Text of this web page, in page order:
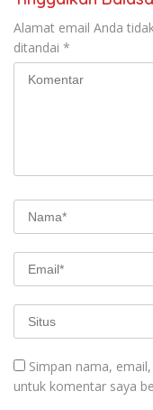
Alamat email Anda
ditandai *
Simpan nama,
untuk komentar saya